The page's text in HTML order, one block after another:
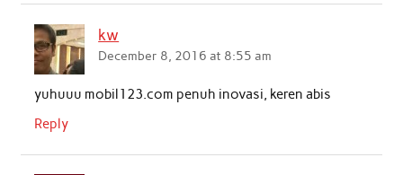
o
o
k
A
p
n
kw
December 8, 2016 at 8:55 am
yuhuuu mobil123.com penuh inovasi, keren abis
Reply